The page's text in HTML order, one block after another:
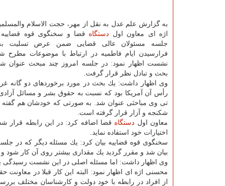
به گزارش علم عدل به نقل از مهر، حجت الاسلام
اژه ای معاون اول دستگاه قضا و سخنگوی قوه
جلسه مسئولان عالی قضایی ضمن عرض تسلیت
فرارسیدن ایام فاطمیه در ارتباط با موضوعات مطرح
نشست اظهار نمود: در جلسه امروز چند مبحث عنوان
بحث و تبادل نظر قرار گرفت.
وی اظهار داشت: یك بحث در مورد برخوردهای دو گانه
رأس آن آمریكا بود كه نسبت به حقوق بشر و مسائل
تی وی مباحثی عنوان شد. به صورتی كه خودشان هم گفته
شكنجه و آزار قرار گرفته است.
معاون اول دستگاه قضا اضافه كرد: در این رابطه قرار
اختیارات خود استفاده نماید.
بیان شد و مقرر گردید یك مقداری بیشتر روی آن كار شود و تا 22 بهمن به آنها پرداخته
وی اظهار داشت: اما مسئله اصلی در این نشست رسیدگی
محسنی اژه ای اظهار نمود: البته این كار قبلا در
از افراد در رابطه با خود دولت و كارشناسان مختلف